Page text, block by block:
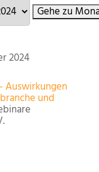
Gehe zu
2024
Auswirkungen
und